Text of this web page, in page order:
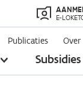
E-
Publicaties
toon